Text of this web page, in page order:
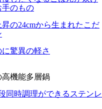
手のもの
昇の24cmから生まれたこだ
驚異の軽さ
機能多層鍋
同時調理ができるステンレ